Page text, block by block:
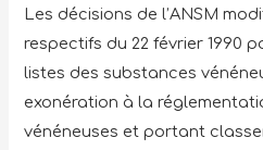
Les décisions de l’ANSM
respectifs du 22 février 1990
listes des substances
exonération à la
vénéneuses et portant